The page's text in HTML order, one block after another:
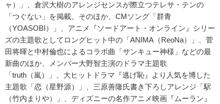
ャ）」、倉沢大樹のアレンジセンスが際立つテレサ・テンの
「つぐない」を掲載。そのほか、CMソング「群青
（YOASOBI）」、アニメ『ソードアート・オンライン』シリー
ズの主題歌としてロングヒット中の「ANIMA（ReoNa）」、菅
田将暉と中村倫也によるコラボ曲「サンキュー神様」などの最
新曲のほか、メンバー大野智主演のドラマ主題歌
「truth（嵐）」、大ヒットドラマ『逃げ恥』より人気を博した
主題歌「恋（星野源）」、三原善隆氏書き下ろしアレンジ「駅
（竹内まりや）」、ディズニーの名作アニメ映画『ムーラン』